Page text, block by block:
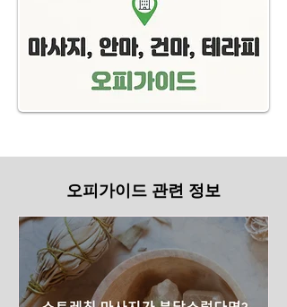
오피가이드 관련 정보